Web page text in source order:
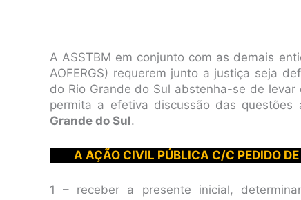
A ASSTBM em conjunto com as demais
AOFERGS) requerem junto a justiça seja
do Rio Grande do Sul abstenha-se de
permita a efetiva discussão das
Grande do Sul.
A AÇÃO CIVIL PÚBLICA C/C PEDIDO
1 – receber a presente inicial,